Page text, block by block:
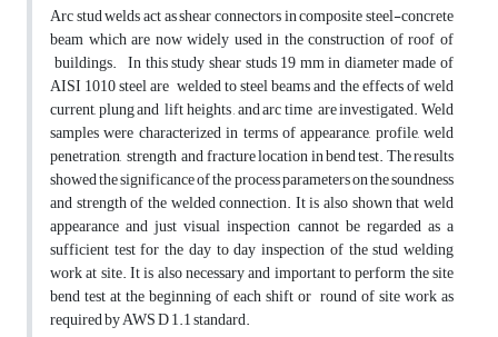
Arc stud welds act as shear connectors in composite steel-concrete
beam which are now widely used in the construction of roof of
buildings. In this study shear studs 19 mm in diameter made of
AISI 1010 steel are welded to steel beams and the effects of weld
current, plung and lift heights , and arc time are investigated. Weld
samples were characterized in terms of appearance, profile, weld
penetration, strength and fracture location in bend test. The results
showed the significance of the process parameters on the soundness
and strength of the welded connection. It is also shown that weld
appearance and just visual inspection cannot be regarded as a
sufficient test for the day to day inspection of the stud welding
work at site. It is also necessary and important to perform the site
bend test at the beginning of each shift or round of site work as
required by AWS D 1.1 standard.